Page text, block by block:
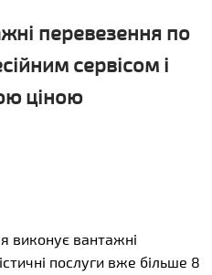
перевезення по
сервісом і
ціною
виконує вантажні
послуги вже більше 8